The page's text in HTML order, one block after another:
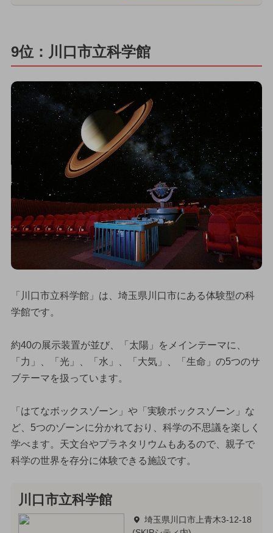
9位：川口市立科学館
「川口市立科学館」は、埼玉県川口市にある体験型の科
学館です。
約40の展示装置が並び、「太陽」をメインテーマに、
「力」、「光」、「水」、「大気」、「生命」の5つのサ
ブテーマを扱っています。
「はてなボックスゾーン」や「実験ボックスゾーン」な
ど、5つのゾーンに分かれており、科学の不思議を楽しく
学べます。天文台やプラネタリウムもあるので、親子で
科学の世界を存分に体験できる施設です。
川口市立科学館
埼玉県川口市上青木3-12-18